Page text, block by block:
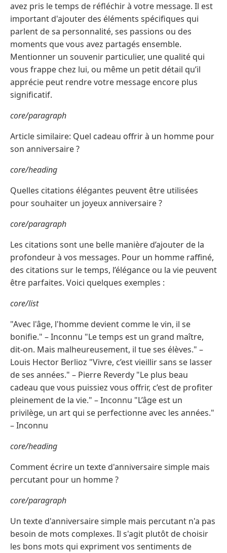
avez pris le temps de réfléchir à votre message. Il est
important d'ajouter des éléments spécifiques qui
parlent de sa personnalité, ses passions ou des
moments que vous avez partagés ensemble.
Mentionner un souvenir particulier, une qualité qui
vous frappe chez lui, ou même un petit détail qu’il
apprécie peut rendre votre message encore plus
significatif.
core/paragraph
Article similaire: Quel cadeau offrir à un homme pour
son anniversaire ?
core/heading
Quelles citations élégantes peuvent être utilisées
pour souhaiter un joyeux anniversaire ?
core/paragraph
Les citations sont une belle manière d’ajouter de la
profondeur à vos messages. Pour un homme raffiné,
des citations sur le temps, l’élégance ou la vie peuvent
être parfaites. Voici quelques exemples :
core/list
"Avec l'âge, l'homme devient comme le vin, il se
bonifie." – Inconnu "Le temps est un grand maître,
dit-on. Mais malheureusement, il tue ses élèves." –
Louis Hector Berlioz "Vivre, c’est vieillir sans se lasser
de ses années." – Pierre Reverdy "Le plus beau
cadeau que vous puissiez vous offrir, c’est de profiter
pleinement de la vie." – Inconnu "L’âge est un
privilège, un art qui se perfectionne avec les années."
– Inconnu
core/heading
Comment écrire un texte d'anniversaire simple mais
percutant pour un homme ?
core/paragraph
Un texte d'anniversaire simple mais percutant n'a pas
besoin de mots complexes. Il s'agit plutôt de choisir
les bons mots qui expriment vos sentiments de